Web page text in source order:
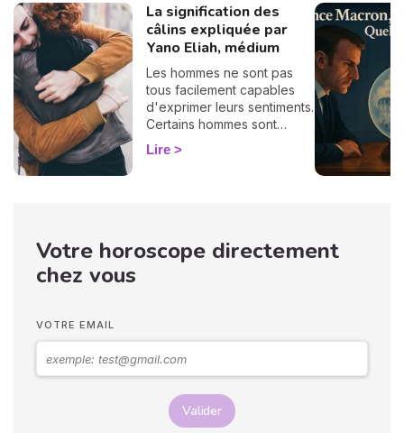
La signification des
câlins expliquée par
Yano Eliah, médium
Les hommes ne sont pas
tous facilement capables
d'exprimer leurs sentiments.
Certains hommes sont
habitués à contrôler leurs
sentiments, par conséquent
langage corporel, vous
pouvez déchiffrer ses
Lire
Votre horoscope directement
chez vous
VOTRE EMAIL
Valider